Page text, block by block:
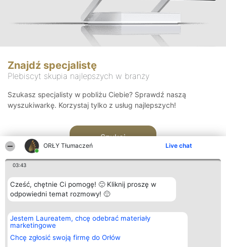
ORŁY Tłumaczeń Live chat
03:43
Cześć, chętnie Ci pomogę! 🙂 Kliknij proszę w
odpowiedni temat rozmowy! 🙂
Jestem Laureatem, chcę odebrać materiały
marketingowe
Chcę zgłosić swoją firmę do Orłów
Znajdź specjalistę
Plebiscyt skupia najlepszych w branży
Szukasz specjalisty w pobliżu Ciebie? Sprawdź naszą
wyszukiwarkę. Korzystaj tylko z usług najlepszych!
Szukaj
Organizator plebiscytu
Bright Side Solutions sp. z o.
o. sp. k.
ul. Ruska 22
Wrocław 50-079
Plebiscyt
Laureaci
wszystkich
Laureatów
Kontakt
Kontakt